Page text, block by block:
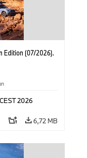
Edition (07/2026).
2026
6,72 MB